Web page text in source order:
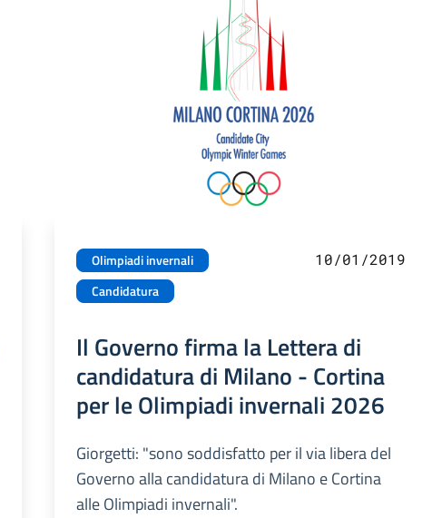
Olimpiadi invernali
Candidatura
10/01/2019
Il Governo firma la Lettera di
candidatura di Milano - Cortina
per le Olimpiadi invernali 2026
Giorgetti: "sono soddisfatto per il via libera del
Governo alla candidatura di Milano e Cortina
alle Olimpiadi invernali".